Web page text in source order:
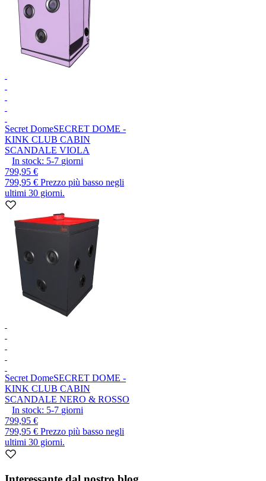
Secret DomeSECRET DOME -
KINK CLUB CABIN
SCANDALE VIOLA
In stock: 5-7 giorni
799,95 €
799,95 € Prezzo più basso negli
ultimi 30 giorni.
Secret DomeSECRET DOME -
KINK CLUB CABIN
SCANDALE NERO & ROSSO
In stock: 5-7 giorni
799,95 €
799,95 € Prezzo più basso negli
ultimi 30 giorni.